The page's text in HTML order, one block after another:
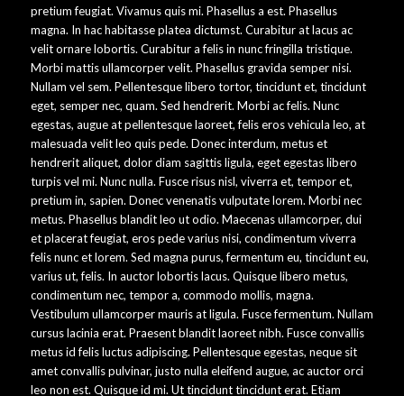
pretium feugiat. Vivamus quis mi. Phasellus a est. Phasellus
magna. In hac habitasse platea dictumst. Curabitur at lacus ac
velit ornare lobortis. Curabitur a felis in nunc fringilla tristique.
Morbi mattis ullamcorper velit. Phasellus gravida semper nisi.
Nullam vel sem. Pellentesque libero tortor, tincidunt et, tincidunt
eget, semper nec, quam. Sed hendrerit. Morbi ac felis. Nunc
egestas, augue at pellentesque laoreet, felis eros vehicula leo, at
malesuada velit leo quis pede. Donec interdum, metus et
hendrerit aliquet, dolor diam sagittis ligula, eget egestas libero
turpis vel mi. Nunc nulla. Fusce risus nisl, viverra et, tempor et,
pretium in, sapien. Donec venenatis vulputate lorem. Morbi nec
metus. Phasellus blandit leo ut odio. Maecenas ullamcorper, dui
et placerat feugiat, eros pede varius nisi, condimentum viverra
felis nunc et lorem. Sed magna purus, fermentum eu, tincidunt eu,
varius ut, felis. In auctor lobortis lacus. Quisque libero metus,
condimentum nec, tempor a, commodo mollis, magna.
Vestibulum ullamcorper mauris at ligula. Fusce fermentum. Nullam
cursus lacinia erat. Praesent blandit laoreet nibh. Fusce convallis
metus id felis luctus adipiscing. Pellentesque egestas, neque sit
amet convallis pulvinar, justo nulla eleifend augue, ac auctor orci
leo non est. Quisque id mi. Ut tincidunt tincidunt erat. Etiam